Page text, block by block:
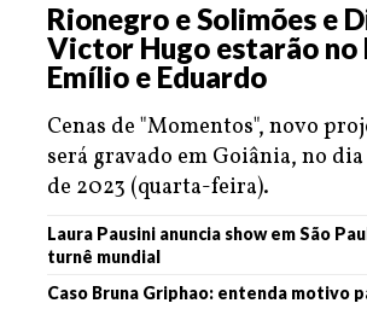
Rionegro e Solimões e
Victor Hugo estarão no
Emílio e Eduardo
Cenas de "Momentos", novo
será gravado em Goiânia, no
de 2023 (quarta-feira).
Laura Pausini anuncia show em São
turnê mundial
Caso Bruna Griphao: entenda motivo